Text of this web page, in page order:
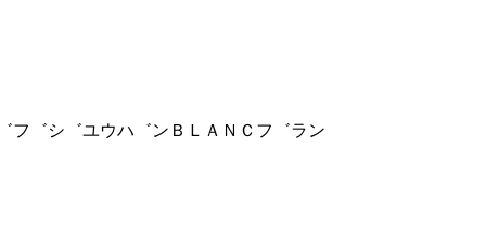
フ゛シ゛ユウハ゛ンＢＬＡＮＣフ゛ラン